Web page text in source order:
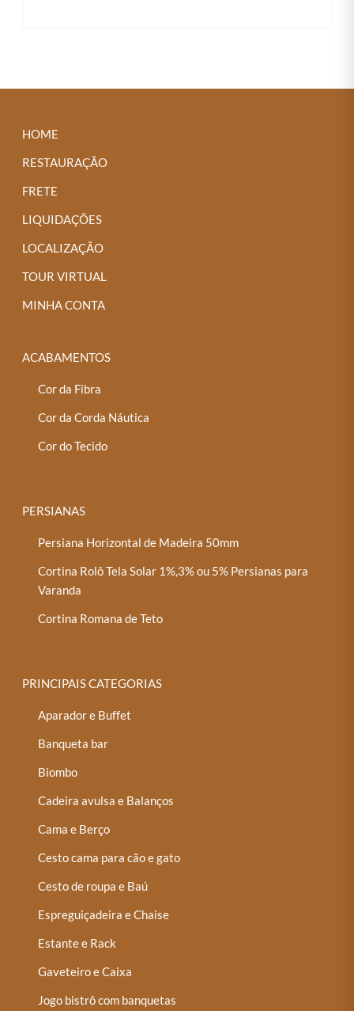
HOME
RESTAURAÇÃO
FRETE
LIQUIDAÇÕES
LOCALIZAÇÃO
TOUR VIRTUAL
MINHA CONTA
ACABAMENTOS
Cor da Fibra
Cor da Corda Náutica
Cor do Tecido
PERSIANAS
Persiana Horizontal de Madeira 50mm
Cortina Rolô Tela Solar 1%,3% ou 5% Persianas para
Varanda
Cortina Romana de Teto
PRINCIPAIS CATEGORIAS
Aparador e Buffet
Banqueta bar
Biombo
Cadeira avulsa e Balanços
Cama e Berço
Cesto cama para cão e gato
Cesto de roupa e Baú
Espreguiçadeira e Chaise
Estante e Rack
Gaveteiro e Caixa
Jogo bistrô com banquetas